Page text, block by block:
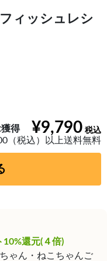
ィッシュレシ
¥9,790
獲得
（税込）以上送料無料
還元(４倍)
ゃん・ねこちゃんご